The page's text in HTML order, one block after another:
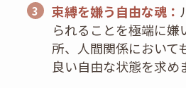
3 束縛を嫌う自由な魂：
られることを極端に嫌
所、人間関係において
良い自由な状態を求め